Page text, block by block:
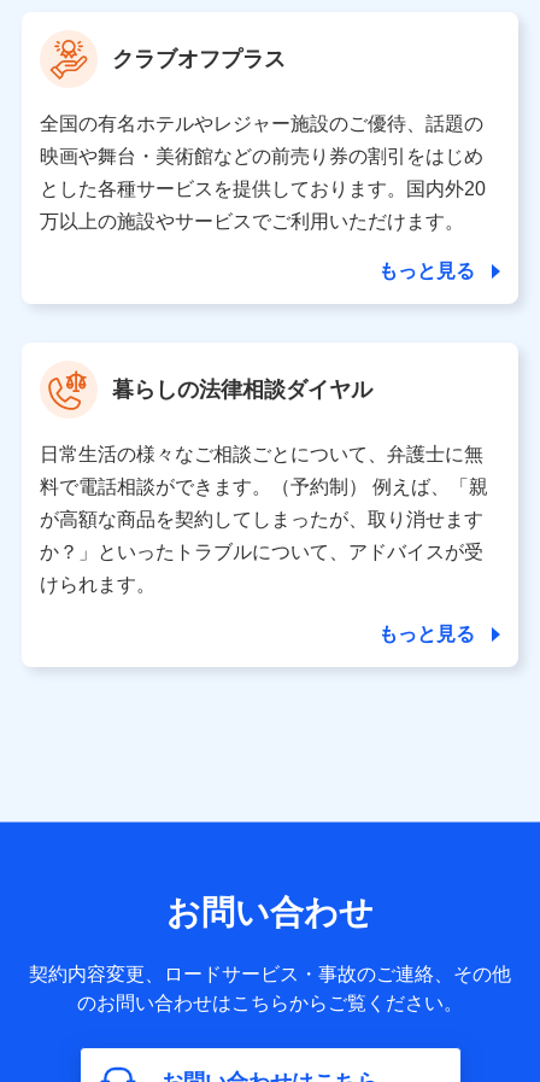
上記に係る案内・手続き・管理等付帯業務を行うため
【当該個人データの管理について責任を有する者の名称・住
所・代表者名】
当該個人データを取り扱う各共同利用者（詳細は次のとお
り）
東京都千代田区永田町2丁目11番1号 山王パークタワー
株式会社NTTドコモ 代表取締役社長 前田 義晃
東京都中央区日本橋人形町2-14-10 アーバンネット日本橋
ビル 3F
※ 当社および株式会社NTTドコモは、お客さまの情報を利
データ憲章」に定める行動原則を順守します 。
※ パーソナルデータダッシュボードの「第三者提供の管
理」の設定状態にかかわらず、共同利用する場合がありま
※ dポイントクラブ会員ではないお客さま（2019年12月11
日以降、一度もdポイントクラブ会員であったことがないお
個人データは、こちら の利用目的の範囲内に限って共同利
用します。
サービス提供等を通じて取得した、以下の情報などの個人デ
基本情報
氏名、電話番号、メールアドレス、お客さまの識別子、
属性、連絡先、dポイントサービスのご利用に関する情
構成、住所、dポイント残高、dポイント利用履歴などが
クラブオフプラス
全国の有名ホテルやレジャー施設のご優待、話題の
映画や舞台・美術館などの前売り券の割引をはじめ
とした各種サービスを提供しております。国内外20
万以上の施設やサービスでご利用いただけます。
もっと見る
暮らしの法律相談ダイヤル
日常生活の様々なご相談ごとについて、弁護士に無
料で電話相談ができます。（予約制） 例えば、「親
が高額な商品を契約してしまったが、取り消せます
か？」といったトラブルについて、アドバイスが受
けられます。
もっと見る
お問い合わせ
契約内容変更、ロードサービス・事故のご連絡、その他
のお問い合わせはこちらからご覧ください。